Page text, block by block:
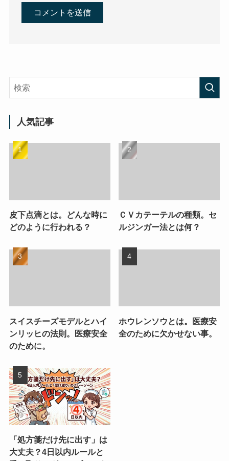
人気記事
皮下点滴とは。どんな時に
どのように行われる？
ＣＶカテーテルの種類。セ
ルジンガー法とは何？
スイスチーズモデルとハイ
ンリッヒの法則。医療安全
のために。
ホウレンソウとは。医療安
全のために欠かせない事。
「処方箋だけ先に出す」は
大丈夫？4日以内ルールと